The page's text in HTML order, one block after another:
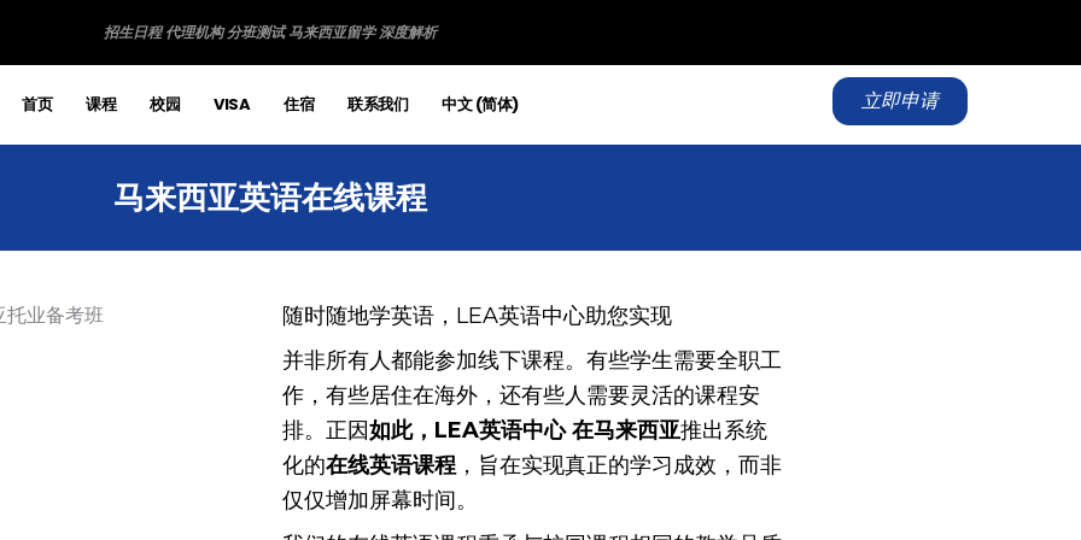
招生日程 代理机构分班测试马来西亚留学深度解析
首页 课程 校园 VISA 住宿 联系我们 中文 (简体) 立即申请
马来西亚英语在线课程
随时随地学英语，LEA英语中心助您实现
并非所有人都能参加线下课程。有些学生需要全职工
作，有些居住在海外，还有些人需要灵活的课程安
排。正因如此，LEA英语中心 在马来西亚推出系统
化的在线英语课程 ，旨在实现真正的学习成效，而非
仅仅增加屏幕时间。